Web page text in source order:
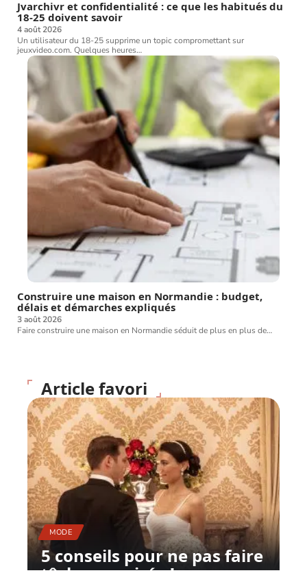
Jvarchivr et confidentialité : ce que les habitués du
18-25 doivent savoir
4 août 2026
Un utilisateur du 18-25 supprime un topic compromettant sur
jeuxvideo.com. Quelques heures…
Construire une maison en Normandie : budget,
délais et démarches expliqués
3 août 2026
Faire construire une maison en Normandie séduit de plus en plus de…
Article favori
MODE
5 conseils pour ne pas faire